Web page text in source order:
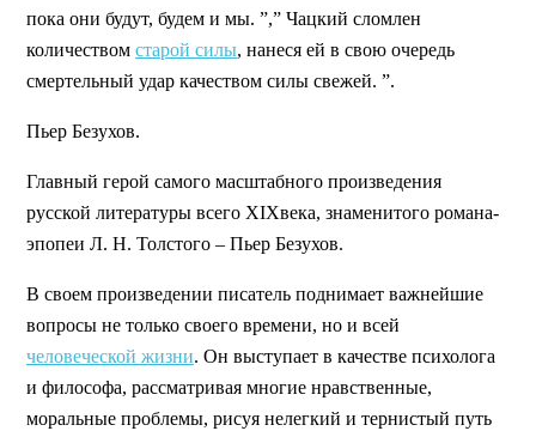
пока они будут, будем и мы. ”,” Чацкий сломлен
количеством старой силы, нанеся ей в свою очередь
смертельный удар качеством силы свежей. ”.
Пьер Безухов.
Главный герой самого масштабного произведения
русской литературы всего XIXвека, знаменитого романа-
эпопеи Л. Н. Толстого – Пьер Безухов.
В своем произведении писатель поднимает важнейшие
вопросы не только своего времени, но и всей
человеческой жизни. Он выступает в качестве психолога
и философа, рассматривая многие нравственные,
моральные проблемы, рисуя нелегкий и тернистый путь